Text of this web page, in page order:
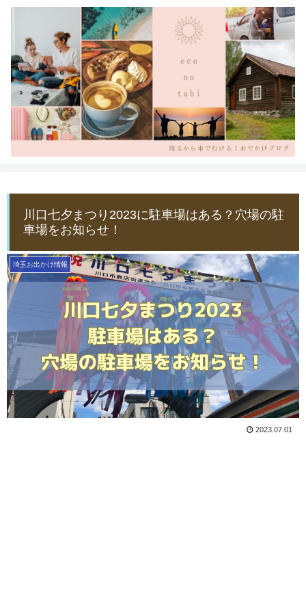
川口七夕まつり2023に駐車場はある？穴場の駐
車場をお知らせ！
埼玉お出かけ情報
2023.07.01